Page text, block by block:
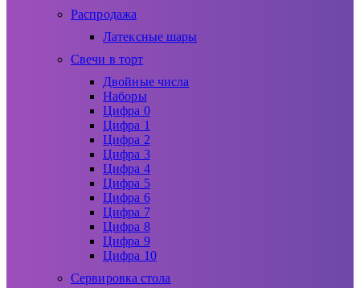
Распродажа
Латексные шары
Свечи в торт
Двойные числа
Наборы
Цифра 0
Цифра 1
Цифра 2
Цифра 3
Цифра 4
Цифра 5
Цифра 6
Цифра 7
Цифра 8
Цифра 9
Цифра 10
Сервировка стола